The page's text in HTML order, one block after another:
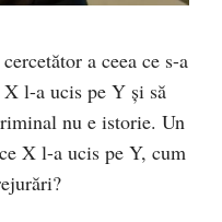
a ceea ce s-a
l-a ucis pe Y și să
nu e istorie. Un
X l-a ucis pe Y, cum